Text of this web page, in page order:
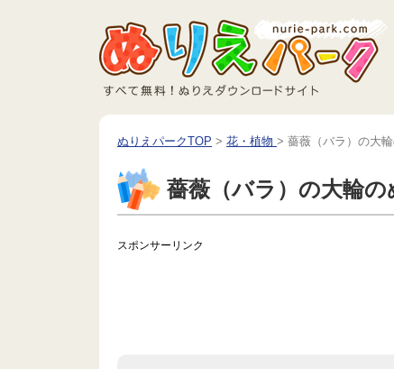
ぬりえパークTOP > 花・植物 > 薔薇（バラ）の大輪
薔薇（バラ）の大輪の
スポンサーリンク